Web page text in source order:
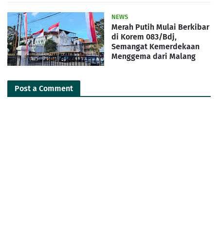
NEWS
Merah Putih Mulai Berkibar
di Korem 083/Bdj,
Semangat Kemerdekaan
Menggema dari Malang
Post a Comment